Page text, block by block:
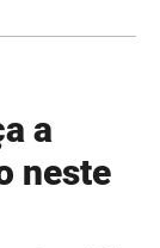
a
neste